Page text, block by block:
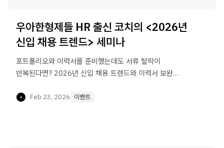
우아한형제들 HR 출신 코치의 <2026년
신입 채용 트렌드> 세미나
포트폴리오와 이력서를 준비했는데도 서류 탈락이
반복된다면? 2026년 신입 채용 트렌드와 이력서 보완
Feb 23, 2026 이벤트